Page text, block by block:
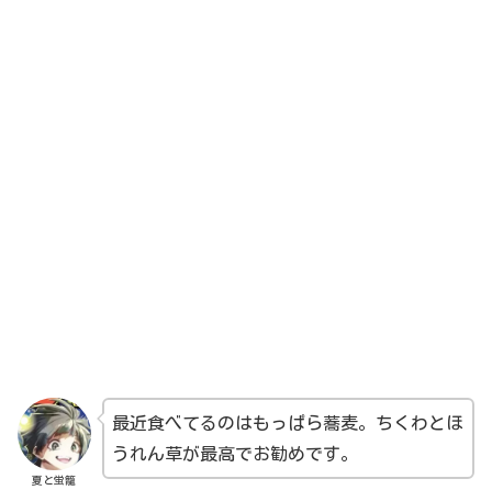
夏と蛍籠
最近食べてるのはもっぱら蕎麦。ちくわとほ
うれん草が最高でお勧めです。